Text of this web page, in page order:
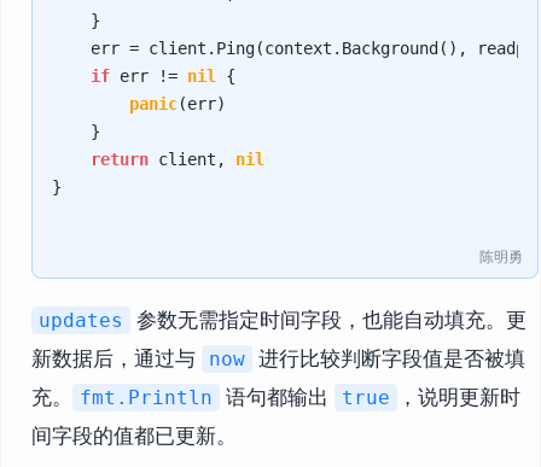
    }
err = client.Ping(context.Background(),
if err != nil
{
panic(err)
    }
return client, nil
}
陈明勇
updates
参数无需指定时间字段，也能自动填充。更
新数据后，通过与
now 进行比较判断字段值是否被填
充。
fmt.Println 语句都输出 true
，说明更新时
间字段的值都已更新。